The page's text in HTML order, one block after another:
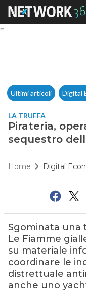
Ultimi articoli Digital
LA TRUFFA
Pirateria,
sequestro
Home Digital
Sgominata una
Le Fiamme
su materiale
coordinare le
distrettuale
anche uno